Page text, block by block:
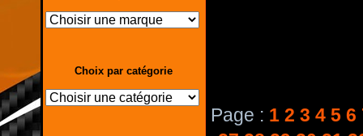
Choix par catégorie
Page : 1 2 3 4 5 6